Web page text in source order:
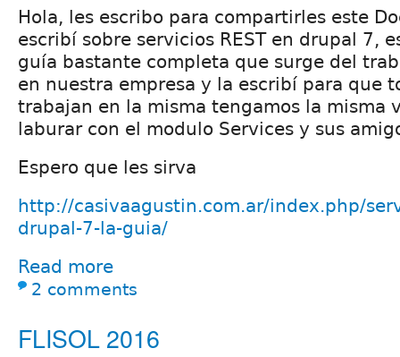
Hola, les escribo para compartirles este
escribí sobre servicios REST en drupal 7,
guía bastante completa que surge del
en nuestra empresa y la escribí para que
trabajan en la misma tengamos la misma
laburar con el modulo Services y sus
Espero que les sirva
http://casivaagustin.com.ar/index.php/
drupal-7-la-guia/
Read more
2 comments
FLISOL 2016